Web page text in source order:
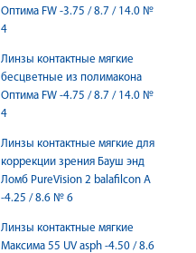
Оптима FW -3.75 / 8.7 / 14.0 №
4
Линзы контактные мягкие
бесцветные из полимакона
Оптима FW -4.75 / 8.7 / 14.0 №
4
Линзы контактные мягкие для
коррекции зрения Бауш энд
Ломб PureVision 2 balafilcon A
-4.25 / 8.6 № 6
Линзы контактные мягкие
Максима 55 UV asph -4.50 / 8.6